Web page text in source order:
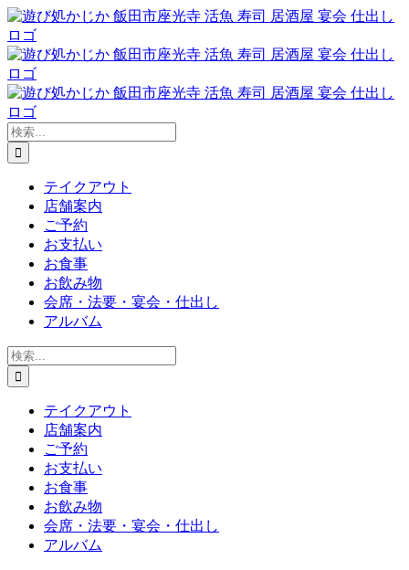
Skip
to
content
検
索
…
テイクアウト
店舗案内
ご予約
お支払い
お食事
お飲み物
会席・法要・宴会・仕出し
アルバム
検
索
…
テイクアウト
店舗案内
ご予約
お支払い
お食事
お飲み物
会席・法要・宴会・仕出し
アルバム